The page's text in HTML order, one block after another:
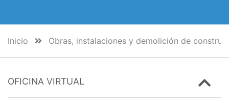
Inicio Obras, instalaciones y demolición de
OFICINA VIRTUAL